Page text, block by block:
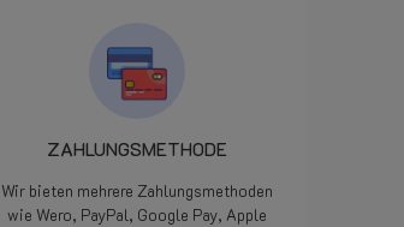
ZAHLUNGSMETHODE
Wir bieten mehrere Zahlungsmethoden
wie Wero, PayPal, Google Pay, Apple